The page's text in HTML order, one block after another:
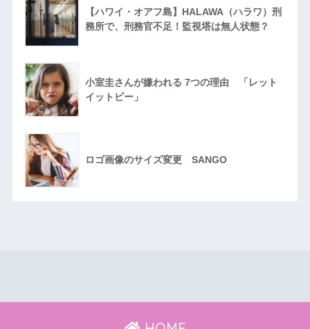
【ハワイ・オアフ島】HALAWA（ハラワ）刑
務所で、刑務官不足！監視塔は無人状態？
小室圭さんが嫌われる 7つの理由 「レット
イットビー」
ロゴ画像のサイズ変更 SANGO